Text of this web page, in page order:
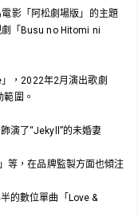
影「阿松劇場版」的主題
「Busu no Hitomi ni
，2022年2月演出歌劇
範圍。
演了“Jekyll”的未婚妻
等，在品牌監製方面也傾注
的數位單曲「Love &